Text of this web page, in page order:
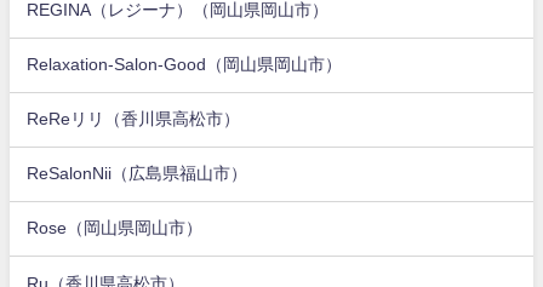
REGINA（レジーナ）（岡山県岡山市）
Relaxation-Salon-Good（岡山県岡山市）
ReReリリ（香川県高松市）
ReSalonNii（広島県福山市）
Rose（岡山県岡山市）
Ru（香川県高松市）